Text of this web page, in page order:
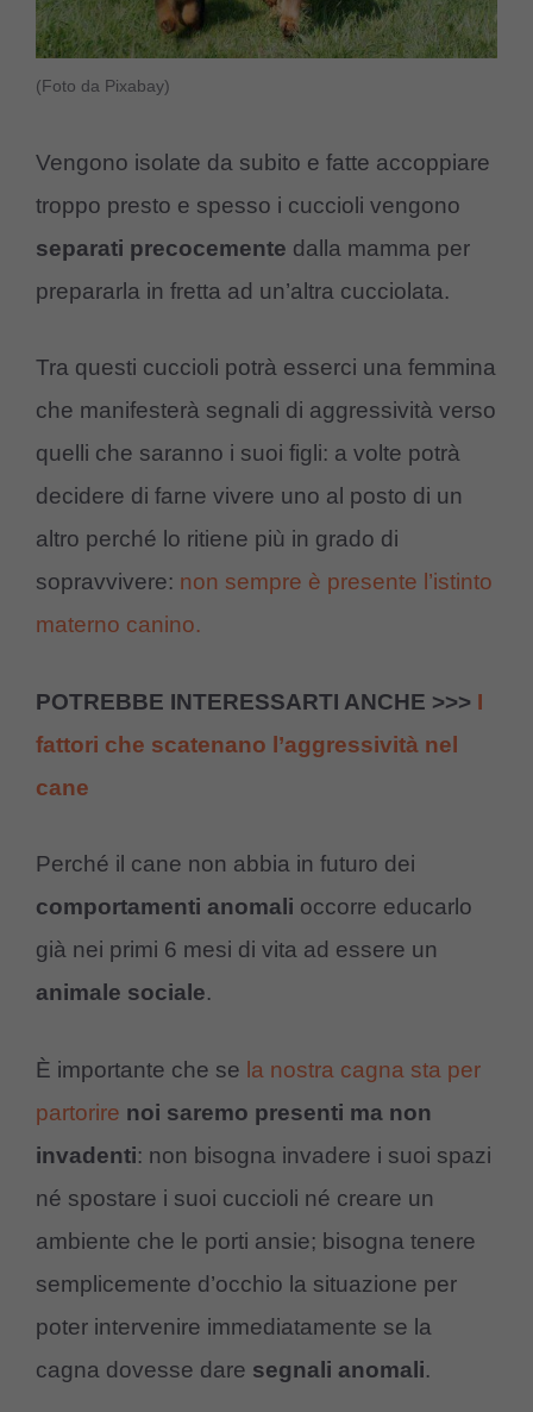
(Foto da Pixabay)
Vengono isolate da subito e fatte accoppiare
troppo presto e spesso i cuccioli vengono
separati precocemente dalla mamma per
prepararla in fretta ad un’altra cucciolata.
Tra questi cuccioli potrà esserci una femmina
che manifesterà segnali di aggressività verso
quelli che saranno i suoi figli: a volte potrà
decidere di farne vivere uno al posto di un
altro perché lo ritiene più in grado di
sopravvivere: non sempre è presente l’istinto
materno canino.
POTREBBE INTERESSARTI ANCHE >>> I
fattori che scatenano l’aggressività nel
cane
Perché il cane non abbia in futuro dei
comportamenti anomali occorre educarlo
già nei primi 6 mesi di vita ad essere un
animale sociale.
È importante che se la nostra cagna sta per
partorire noi saremo presenti ma non
invadenti: non bisogna invadere i suoi spazi
né spostare i suoi cuccioli né creare un
ambiente che le porti ansie; bisogna tenere
semplicemente d’occhio la situazione per
poter intervenire immediatamente se la
cagna dovesse dare segnali anomali.